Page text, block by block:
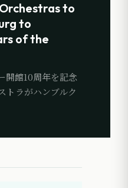
to
to
of the
開館10周年を記念
トラがハンブルク